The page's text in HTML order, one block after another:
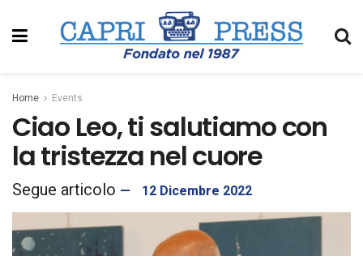
Home Events
Ciao Leo, ti salutiamo con
la tristezza nel cuore
12 Dicembre 2022